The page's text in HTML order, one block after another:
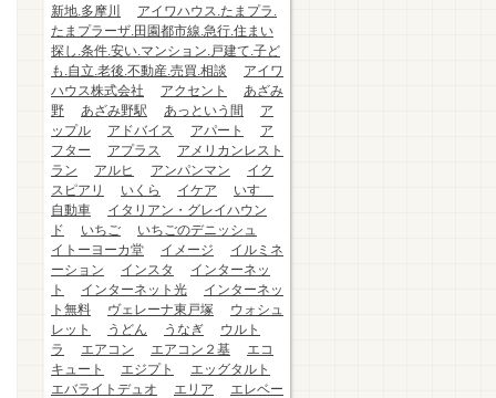
新地.多摩川
アイワハウス.たまプラ.
たまプラーザ.田園都市線.急行.住まい
探し.条件.安い.マンション.戸建て.子ど
も.自立.老後.不動産.売買.相談
アイワ
ハウス株式会社
アクセント
あざみ
野
あざみ野駅 あっという間
ア
ップル
アドバイス アパート
ア
フター
アプラス
アメリカンレスト
ラン
アルヒ アンパンマン
イク
スピアリ
いくら イケア
いすゞ
自動車
イタリアン・グレイハウン
ド
いちご
いちごのデニッシュ
イトーヨーカ堂
イメージ
イルミネ
ーション
インスタ
インターネッ
ト
インターネット光
インターネッ
ト無料
ヴェレーナ東戸塚
ウォシュ
レット
うどん うなぎ
ウルト
ラ
エアコン エアコン２基
エコ
キュート
エジプト
エッグタルト
エバライトデュオ
エリア
エレベー